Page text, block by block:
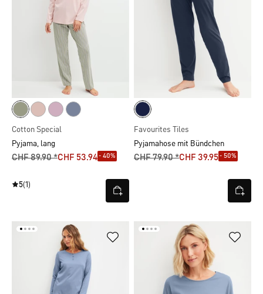
Cotton Special
Pyjama, lang
CHF 89.90 *CHF 53.94- 40%
5(1)
Favourites Tiles
Pyjamahose mit Bündchen
CHF 79.90 *CHF 39.95- 50%